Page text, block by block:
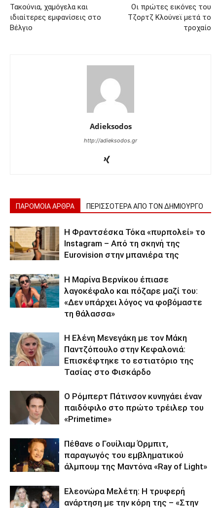
Τακούνια, χαμόγελα και
ιδιαίτερες εμφανίσεις στο
Βέλγιο
Οι πρώτες εικόνες του
Τζορτζ Κλούνεϊ μετά το
τροχαίο
Adieksodos
http://adieksodos.gr
ΠΑΡΟΜΟΙΑ ΑΡΘΡΑ ΠΕΡΙΣΣΟΤΕΡΑ ΑΠΟ ΤΟΝ ΔΗΜΙΟΥΡΓΟ
Η Φραντσέσκα Τόκα «πυρπολεί» το
Instagram – Από τη σκηνή της
Eurovision στην μπανιέρα της
Η Μαρίνα Βερνίκου έπιασε
λαγοκέφαλο και πόζαρε μαζί του:
«Δεν υπάρχει λόγος να φοβόμαστε
τη θάλασσα»
Η Ελένη Μενεγάκη με τον Μάκη
Παντζόπουλο στην Κεφαλονιά:
Επισκέφτηκε το εστιατόριο της
Τασίας στο Φισκάρδο
Ο Ρόμπερτ Πάτινσον κυνηγάει έναν
παιδόφιλο στο πρώτο τρέιλερ του
«Primetime»
Πέθανε ο Γουίλιαμ Όρμπιτ,
παραγωγός του εμβληματικού
άλμπουμ της Μαντόνα «Ray of Light»
Ελεονώρα Μελέτη: Η τρυφερή
ανάρτηση με την κόρη της – «Στην